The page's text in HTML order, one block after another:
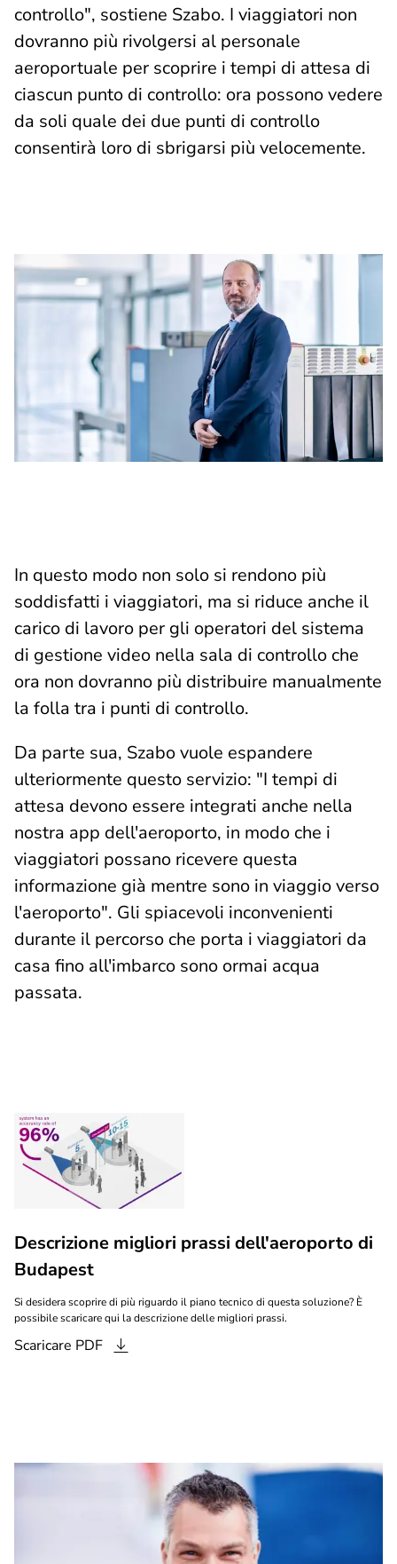
controllo", sostiene Szabo. I viaggiatori non
dovranno più rivolgersi al personale
aeroportuale per scoprire i tempi di attesa di
ciascun punto di controllo: ora possono vedere
da soli quale dei due punti di controllo
consentirà loro di sbrigarsi più velocemente.
In questo modo non solo si rendono più
soddisfatti i viaggiatori, ma si riduce anche il
carico di lavoro per gli operatori del sistema
di gestione video nella sala di controllo che
ora non dovranno più distribuire manualmente
la folla tra i punti di controllo.
Da parte sua, Szabo vuole espandere
ulteriormente questo servizio: "I tempi di
attesa devono essere integrati anche nella
nostra app dell'aeroporto, in modo che i
viaggiatori possano ricevere questa
informazione già mentre sono in viaggio verso
l'aeroporto". Gli spiacevoli inconvenienti
durante il percorso che porta i viaggiatori da
casa fino all'imbarco sono ormai acqua
passata.
Descrizione migliori prassi dell'aeroporto di
Budapest
Si desidera scoprire di più riguardo il piano tecnico di questa soluzione? È
possibile scaricare qui la descrizione delle migliori prassi.
Scaricare PDF